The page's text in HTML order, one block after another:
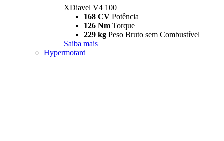
XDiavel V4 100
168 CV Potência
126 Nm Torque
229 kg Peso Bruto sem Combustível
Saiba mais
Hypermotard